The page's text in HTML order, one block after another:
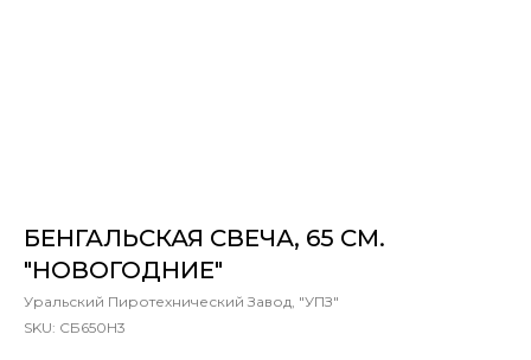
БЕНГАЛЬСКАЯ СВЕЧА, 65 СМ.
"НОВОГОДНИЕ"
Уральский Пиротехнический Завод, "УПЗ"
SKU: СБ650Н3